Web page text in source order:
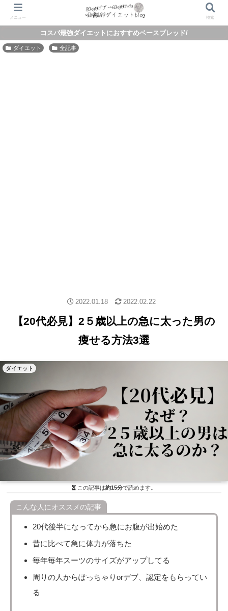
コスパ最強ダイエットにおすすめベースブレッド/
ダイエット 全記事
【20代必見】2５歳以上の急に太った男の
痩せる方法3選
ダイエット
2022.02.22
2022.01.18
この記事は約15分で読めます。
こんな人にオススメの記事
20代後半になってから急にお腹が出始めた
昔に比べて急に体力が落ちた
毎年毎年スーツのサイズがアップしてる
周りの人からぽっちゃりorデブ、認定をもらってい
る
メニュー 検索